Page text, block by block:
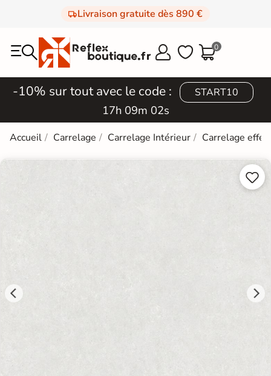
Livraison gratuite dès 890 €
  0
-10% sur tout avec le code : START10
17h 09m 01s
Accueil Carrelage Carrelage Intérieur Carrelage effet

